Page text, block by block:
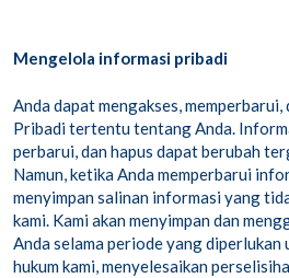
Mengelola informasi pribadi
Anda dapat mengakses,
Pribadi tertentu tentang Anda.
perbarui, dan hapus dapat berubah
Namun, ketika Anda memperbarui
menyimpan salinan informasi yang
kami. Kami akan menyimpan dan
Anda selama periode yang diperlukan
hukum kami, menyelesaikan